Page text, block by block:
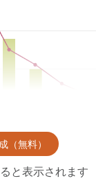
（無料）
と表示されます